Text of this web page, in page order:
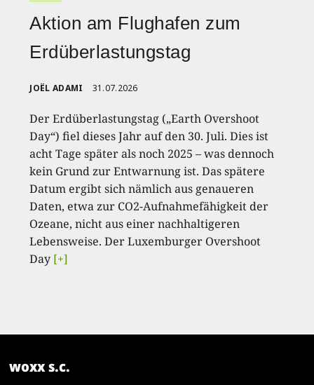
Aktion am Flughafen zum
Erdüberlastungstag
JOËL ADAMI 31.07.2026
Der Erdüberlastungstag („Earth Overshoot
Day“) fiel dieses Jahr auf den 30. Juli. Dies ist
acht Tage später als noch 2025 – was dennoch
kein Grund zur Entwarnung ist. Das spätere
Datum ergibt sich nämlich aus genaueren
Daten, etwa zur CO2-Aufnahmefähigkeit der
Ozeane, nicht aus einer nachhaltigeren
Lebensweise. Der Luxemburger Overshoot
Day [+]
woxx s.c.